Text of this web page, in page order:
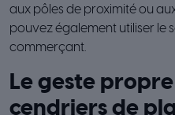
aux pôles de proximité ou
pouvez également utiliser le
commerçant.
Le geste propre
cendriers de